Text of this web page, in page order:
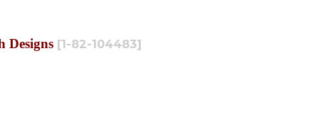
Designs [1-82-104483]